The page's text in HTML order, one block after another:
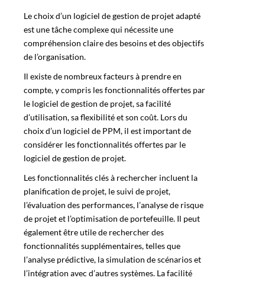
Le choix d’un logiciel de gestion de projet adapté
est une tâche complexe qui nécessite une
compréhension claire des besoins et des objectifs
de l’organisation.
Il existe de nombreux facteurs à prendre en
compte, y compris les fonctionnalités offertes par
le logiciel degestion de projet, sa facilité
d’utilisation, sa flexibilité et son coût. Lors du
choix d’un logiciel de PPM, il est important de
considérer les fonctionnalités offertes par le
logiciel de gestion de projet.
Les fonctionnalités clés à rechercher incluent la
planification de projet, le suivi de projet,
l’évaluation des performances, l’analyse de risque
de projet et l’optimisation de portefeuille. Il peut
également être utile de rechercher des
fonctionnalités supplémentaires, telles que
l’analyse prédictive, la simulation de scénarios et
l’intégration avec d’autres systèmes. La facilité